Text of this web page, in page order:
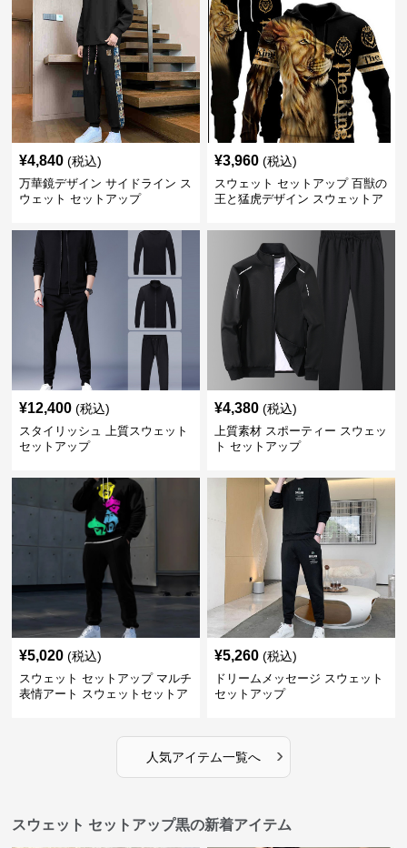
¥4,840 (税込)
万華鏡デザイン サイドライン ス
ウェット セットアップ
¥3,960 (税込)
スウェット セットアップ 百獣の
王と猛虎デザイン スウェットア
¥12,400 (税込)
スタイリッシュ 上質スウェット
セットアップ
¥4,380 (税込)
上質素材 スポーティー スウェッ
ト セットアップ
¥5,020 (税込)
スウェット セットアップ マルチ
表情アート スウェットセットア
¥5,260 (税込)
ドリームメッセージ スウェット
セットアップ
人気アイテム一覧へ ›
スウェット セットアップ黒の新着アイテム